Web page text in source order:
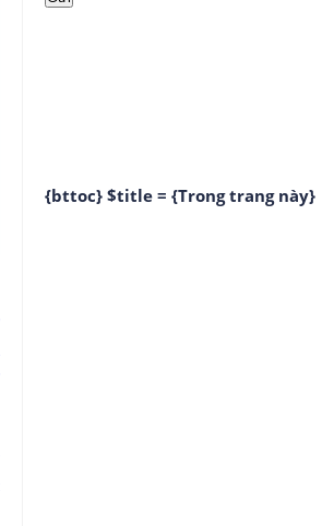
{bttoc} $title = {Trong trang này}